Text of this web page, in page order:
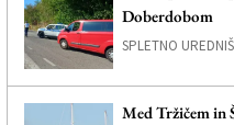
Doberdobom
SPLETNO
Med Tržičem in